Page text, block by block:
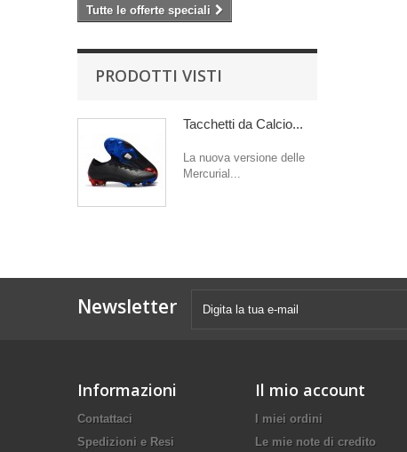
Tutte le offerte speciali
PRODOTTI VISTI
Tacchetti da Calcio...
La nuova versione delle
Mercurial...
Newsletter
Informazioni
Contattaci
Spedizioni e Resi
Il mio account
I miei ordini
Le mie note di credito